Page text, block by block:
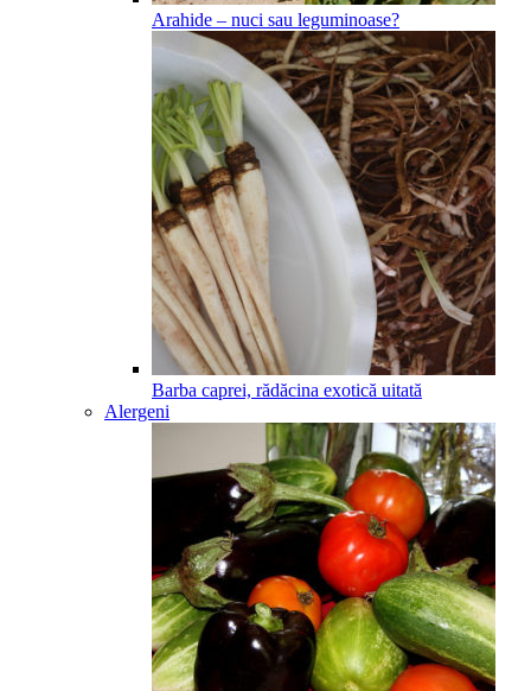
Arahide – nuci sau leguminoase?
Barba caprei, rădăcina exotică uitată
Alergeni